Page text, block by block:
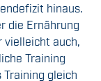
hinaus.
die Ernährung
vielleicht auch,
Training
Training gleich